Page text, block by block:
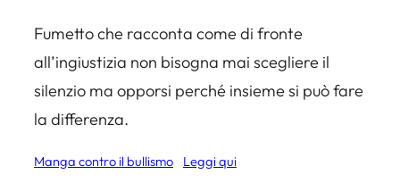
Fumetto che racconta come di fronte
all’ingiustizia non bisogna mai scegliere il
silenzio ma opporsi perché insieme si può fare
la differenza.
Manga contro il bullismo Leggi qui